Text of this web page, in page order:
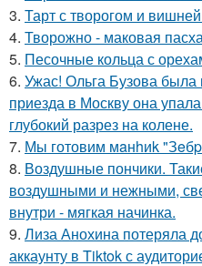
3. Тарт с творогом и
4. Творожно - маковая
5. Песочные кольца с
6. Ужас! Ольга Бузова была
приезда в Москву она
глубокий разрез на колене.
7. Мы готовим мaнhиk
8. Воздушные пончики.
воздушными и нежными,
внутри - мягкая начинка.
9. Лиза Анохина потеряла
аккаунту в Tiktok с